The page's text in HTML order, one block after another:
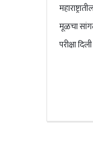
मूळचा
परीक्षा